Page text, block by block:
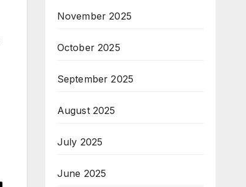
November 2025
October 2025
September 2025
August 2025
July 2025
June 2025